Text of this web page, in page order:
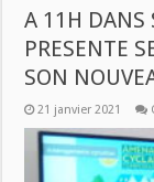
A 11H DANS
PRESENTE
SON
21 janvier 2021